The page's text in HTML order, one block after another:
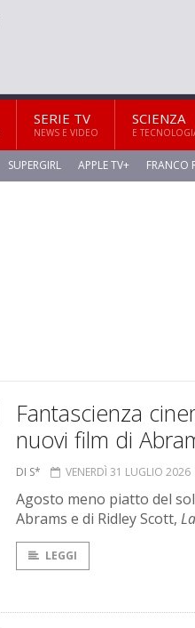
SERIE TV
NEWS E VIDEO
SCIENZA
E
SUPERGIRL APPLE TV+ FRANCO
Fantascienza
nuovi film di
DI S* VENERDÌ 31 LUGLIO 2026
Agosto meno piatto del
Abrams e di Ridley Scott,
LEGGI